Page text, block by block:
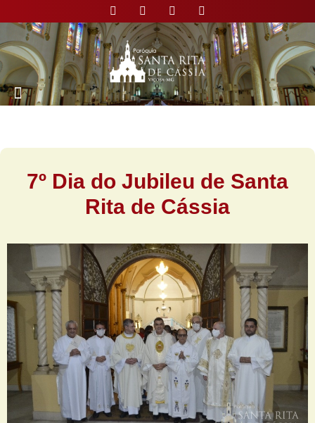
7º Dia do Jubileu de Santa
Rita de Cássia